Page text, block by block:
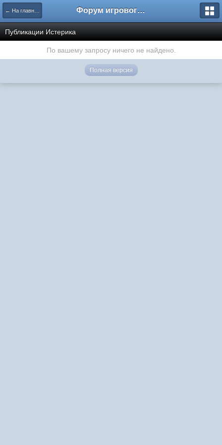
← На главную Форум игрового проекта Riverrise
Публикации Истерика
По вашему запросу ничего не найдено.
Полная версия